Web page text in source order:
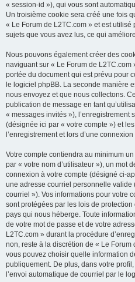
« session-id »), qui vous sont
Un troisième cookie sera créé une fois
« Le Forum de L2TC.com » et est
sujets que vous avez lus, ce qui
Nous pouvons également créer des
naviguant sur « Le Forum de
portée du document qui est prévu pour
le logiciel phpBB. La seconde manière
nous envoyez et que nous collectons.
publication de message en tant
« messages invités »), l’enregistrement
(désignée ici par « votre compte ») et
l’enregistrement et lors d’une
Votre compte contiendra au minimum
par « votre nom d’utilisateur »), un mot
connexion à votre compte (désigné ci-
une adresse courriel personnelle valide
courriel »). Vos informations pour votre
sont protégées par les lois de
pays qui nous héberge. Toute
de votre mot de passe et de votre
L2TC.com » durant la procédure
non, reste à la discrétion de « Le Forum
vous pouvez choisir quelle information
publiquement. De plus, dans votre
l’envoi automatique de courriel par le